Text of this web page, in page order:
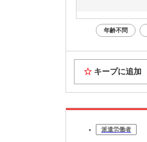
年齢不問
キープに追加
派遣労働者